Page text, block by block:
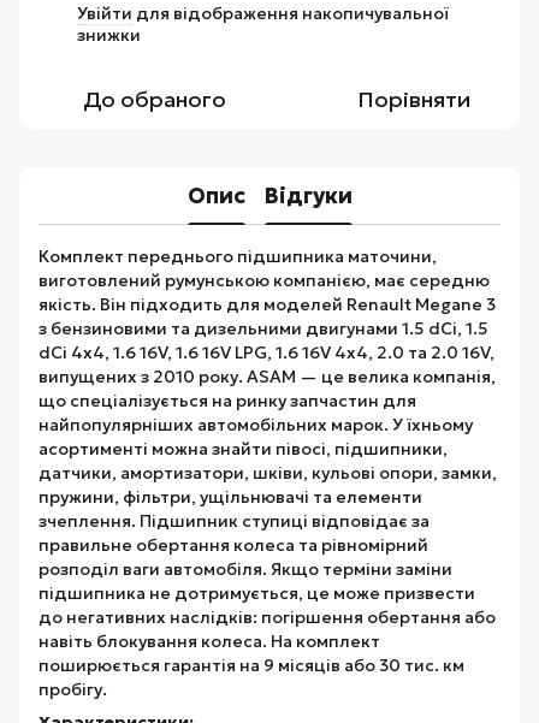
Увійти для відображення накопичувальної
знижки
До обраного Порівняти
Опис Відгуки
Комплект переднього підшипника маточини,
виготовлений румунською компанією, має середню
якість. Він підходить для моделей Renault Megane 3
з бензиновими та дизельними двигунами 1.5 dCi, 1.5
dCi 4x4, 1.6 16V, 1.6 16V LPG, 1.6 16V 4x4, 2.0 та 2.0 16V,
випущених з 2010 року. ASAM — це велика компанія,
що спеціалізується на ринку запчастин для
найпопулярніших автомобільних марок. У їхньому
асортименті можна знайти півосі, підшипники,
датчики, амортизатори, шківи, кульові опори, замки,
пружини, фільтри, ущільнювачі та елементи
зчеплення. Підшипник ступиці відповідає за
правильне обертання колеса та рівномірний
розподіл ваги автомобіля. Якщо терміни заміни
підшипника не дотримується, це може призвести
до негативних наслідків: погіршення обертання або
навіть блокування колеса. На комплект
поширюється гарантія на 9 місяців або 30 тис. км
пробігу.